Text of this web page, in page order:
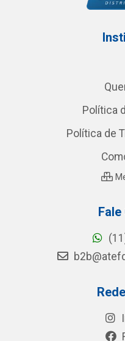
Política
Política de